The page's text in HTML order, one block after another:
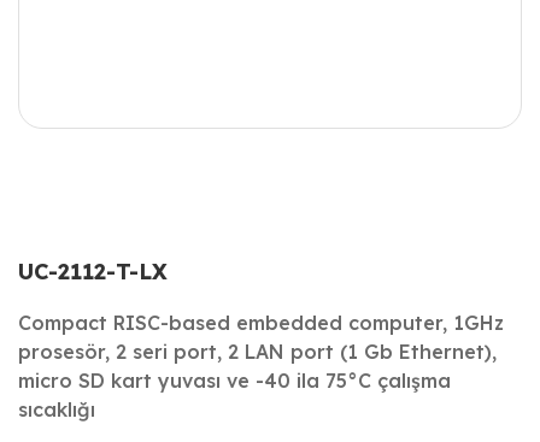
UC-2112-T-LX
Compact RISC-based embedded computer, 1GHz
prosesör, 2 seri port, 2 LAN port (1 Gb Ethernet),
micro SD kart yuvası ve -40 ila 75°C çalışma
sıcaklığı